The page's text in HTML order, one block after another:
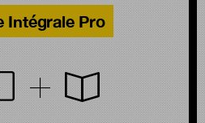
Intégrale Pro